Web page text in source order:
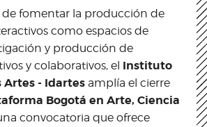
de fomentar la producción de
como espacios de
y producción de
y colaborativos, el Instituto
- Idartes amplía el cierre
Bogotá en Arte, Ciencia
convocatoria que ofrece